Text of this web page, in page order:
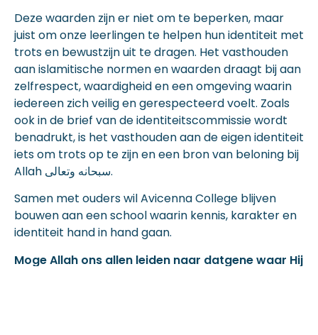
Deze waarden zijn er niet om te beperken, maar
juist om onze leerlingen te helpen hun identiteit met
trots en bewustzijn uit te dragen. Het vasthouden
aan islamitische normen en waarden draagt bij aan
zelfrespect, waardigheid en een omgeving waarin
iedereen zich veilig en gerespecteerd voelt. Zoals
ook in de brief van de identiteitscommissie wordt
benadrukt, is het vasthouden aan de eigen identiteit
iets om trots op te zijn en een bron van beloning bij
Allah سبحانه وتعالى.
Samen met ouders wil Avicenna College blijven
bouwen aan een school waarin kennis, karakter en
identiteit hand in hand gaan.
Moge Allah ons allen leiden naar datgene waar Hij